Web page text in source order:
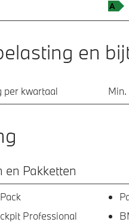
en
per kwartaal
en Pakketten
Professional